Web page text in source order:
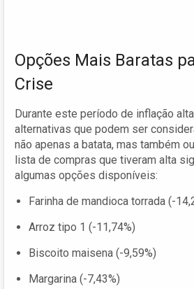
Opções Mais Baratas
Crise
Durante este período de inflação
alternativas que podem ser
não apenas a batata, mas também
lista de compras que tiveram alta
algumas opções disponíveis:
Farinha de mandioca torrada (-
Arroz tipo 1 (-11,74%)
Biscoito maisena (-9,59%)
Margarina (-7,43%)